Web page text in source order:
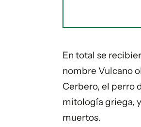
En total se
nombre Vulcano
Cerbero, el perro
mitología griega,
muertos.